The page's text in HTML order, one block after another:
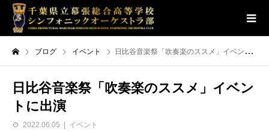
ブログ イベント 日比谷音楽祭「吹奏楽のススメ」イベントに出演
日比谷音楽祭「吹奏楽のススメ」イベン
トに出演
2022.06.05 イベント